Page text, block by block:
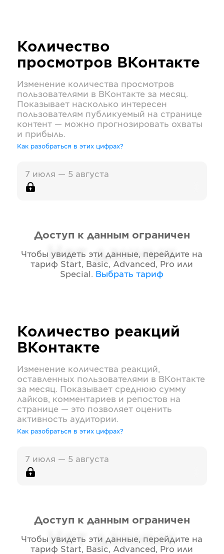
Количество
просмотров ВКонтакте
Изменение количества просмотров
пользователями в ВКонтакте за месяц.
Показывает насколько интересен
пользователям публикуемый на странице
контент — можно прогнозировать охваты
и прибыль.
Как разобраться в этих цифрах?
7 июля — 5 августа
Нет данных
Доступ к данным ограничен
Чтобы увидеть эти данные, перейдите на
тариф Start, Basic, Advanced, Pro или
Special . Выбрать тариф
Количество реакций
ВКонтакте
Изменение количества реакций,
оставленных пользователями в ВКонтакте
за месяц. Показывает среднюю сумму
лайков, комментариев и репостов на
странице — это позволяет оценить
активность аудитории.
Как разобраться в этих цифрах?
7 июля — 5 августа
Нет данных
Доступ к данным ограничен
Чтобы увидеть эти данные, перейдите на
тариф Start, Basic, Advanced, Pro или